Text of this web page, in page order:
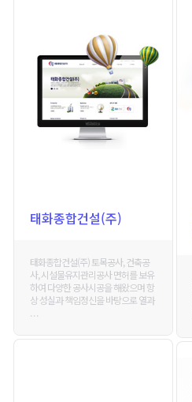
태화종합건설(주)
태화종합건설(주) 토목공사, 건축공
사, 시설물유지관리공사 면허를 보유
하여 다양한 공사시공을 해왔으며 항
상 성실과 책임정신을 바탕으로 열과
. . .